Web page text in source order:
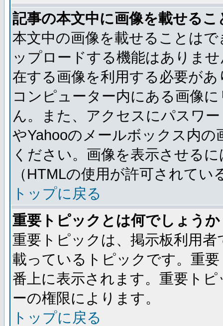
記事の本文中に画像を載せる
本文中の画像を載せることは
ップロードする機能はありま
在する画像を利用する必要が
コンピューター内にある画像
ん。また、アクセスにパスワ
やYahooのメールボックス内
ください。画像を表示させる
（HTMLの使用が許可されて
トップに戻る
重要トピックとは何でしょうか
重要トピックは、掲示板利用
載っているトピックです。重
番上に表示されます。重要ト
ーの権限によります。
トップに戻る